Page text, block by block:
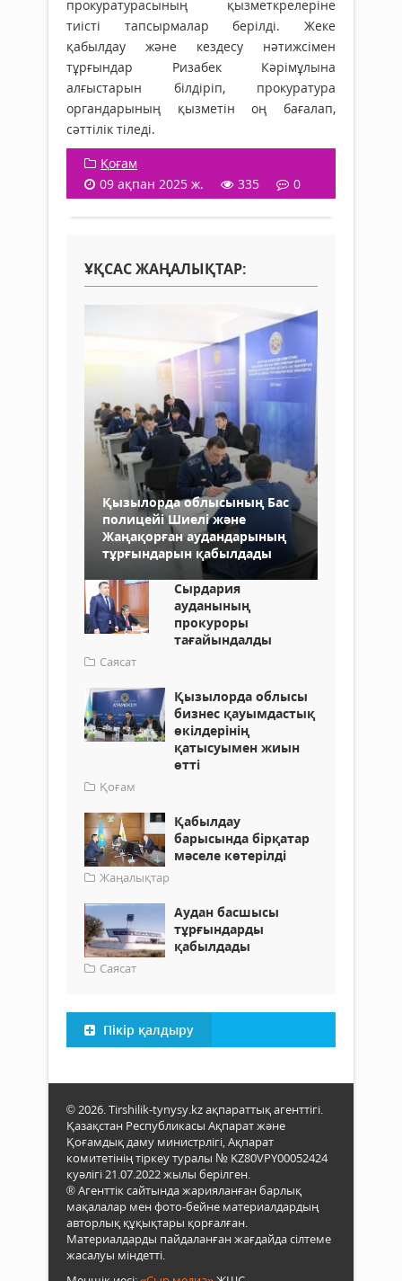
прокуратурасының қызметкрелеріне
тиісті тапсырмалар берілді. Жеке
қабылдау және кездесу нәтижсімен
тұрғындар Ризабек Кәрімұлына
алғыстарын білдіріп, прокуратура
органдарының қызметін оң бағалап,
сәттілік тіледі.
Қоғам
09 ақпан 2025 ж.
335 0
ҰҚСАС ЖАҢАЛЫҚТАР:
Қызылорда облысының Бас
полицейі Шиелі және
Жаңақорған аудандарының
тұрғындарын қабылдады
Сырдария
ауданының
прокуроры
тағайындалды
Саясат
Қызылорда облысы
бизнес қауымдастық
өкілдерінің
қатысуымен жиын
өтті
Қоғам
Қабылдау
барысында бірқатар
мәселе көтерілді
Жаңалықтар
Аудан басшысы
тұрғындарды
қабылдады
Саясат
Пікір қалдыру
© 2026. Tirshilik-tynysy.kz ақпараттық агенттігі.
Қазақстан Республикасы Ақпарат және
Қоғамдық даму министрлігі, Ақпарат
комитетінің тіркеу туралы № KZ80VPY00052424
куәлігі 21.07.2022 жылы берілген.
® Агенттік сайтында жарияланған барлық
мақалалар мен фото-бейне материалдардың
авторлық құқықтары қорғалған.
Материалдарды пайдаланған жағдайда сілтеме
жасалуы міндетті.